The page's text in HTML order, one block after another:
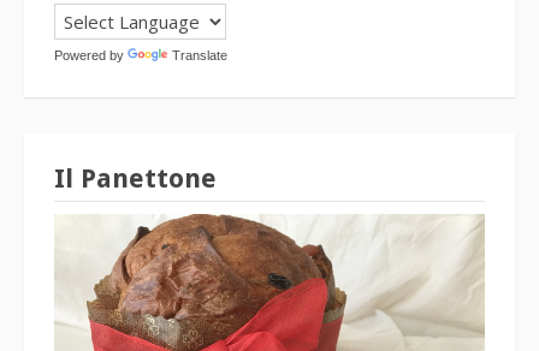
Powered by Translate
Il Panettone